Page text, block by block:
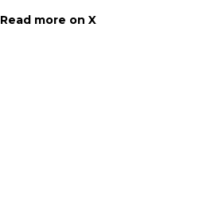
Read more on X